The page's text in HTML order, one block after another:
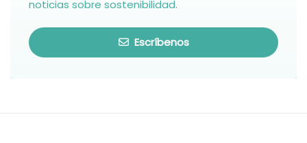
noticias sobre sostenibilidad.
Escríbenos